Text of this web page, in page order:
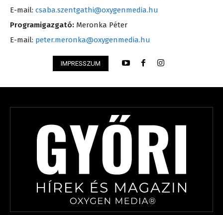
E-mail: csaba.szentgathi@oxygenmedia.hu
Programigazgató: Meronka Péter
E-mail: peter.meronka@oxygenmedia.hu
IMPRESSZUM